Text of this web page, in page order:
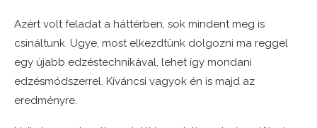
Azért volt feladat a háttérben, sok mindent meg is
csináltunk. Ugye, most elkezdtünk dolgozni ma reggel
egy újabb edzéstechnikával, lehet így mondani
edzésmódszerrel. Kíváncsi vagyok én is majd az
eredményre.